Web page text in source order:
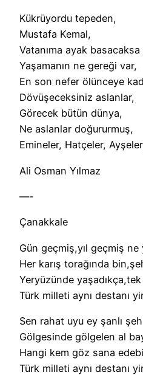
Kükrüyordu tepeden,
Mustafa Kemal,
Vatanıma ayak
Yaşamanın ne gereği var,
En son nefer ölünceye
Dövüşeceksiniz aslanlar,
Görecek bütün dünya,
Ne aslanlar doğururmuş,
Emineler, Hatçeler,
Ali Osman Yılmaz
—-
Çanakkale
Gün geçmiş,yıl geçmiş ne
Her karış torağında
Yeryüzünde
Türk milleti aynı destanı
Sen rahat uyu ey şanlı
Gölgesinde gölgelen al
Hangi kem göz sana
Türk milleti aynı destanı